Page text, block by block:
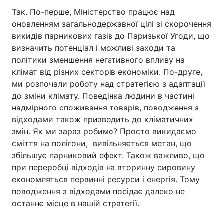
Так. По-перше, Міністерство працює над
оновленням загальнодержавної цілі зі скорочення
викидів парникових газів до Паризької Угоди, що
визначить потенціал і можливі заходи та
політики зменшення негативного впливу на
клімат від різних секторів економіки. По-друге,
ми розпочали роботу над стратегією з адаптації
до зміни клімату. Поведінка людини в частині
надмірного споживання товарів, поводження з
відходами також призводить до кліматичних
змін. Як ми зараз робимо? Просто викидаємо
сміття на полігони, вивільняється метан, що
збільшує парниковий ефект. Також важливо, що
при переробці відходів на вторинну сировину
економляться первинні ресурси і енергія. Тому
поводження з відходами посідає далеко не
останнє місце в нашій стратегії.